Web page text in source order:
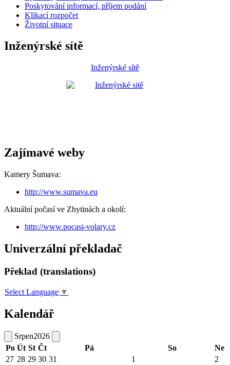
Poskytování informací, příjem podání
Klikací rozpočet
Životní situace
Inženýrské sítě
Inženýrské sítě
Zajímavé weby
Kamery Šumava:
http://www.sumava.eu
Aktuální počasí ve Zbytinách a okolí:
http://www.pocasi-volary.cz
Univerzální překladač
Překlad (translations)
Select Language ▼
Kalendář
Srpen2026
Po Út St Čt Pá So
Ne
27 28 29 30 31 1 2